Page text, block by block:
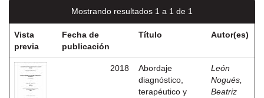
Mostrando resultados 1 a 1 de 1
Vista
previa
Fecha de
publicación
Título Autor(es)
2018
Abordaje
diagnóstico,
terapéutico y
León
Nogués,
Beatriz